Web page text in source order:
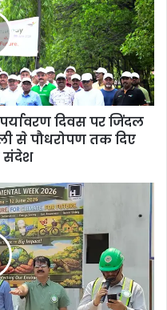
दिवस पर जिंदल
से पौधरोपण तक दिए
संदेश